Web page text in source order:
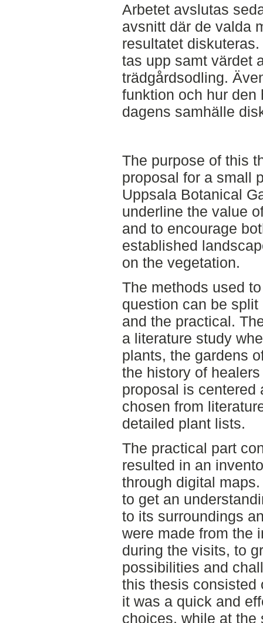
Arbetet avslutas
avsnitt där de valda
resultatet
tas upp samt värdet
trädgårdsodling.
funktion och hur den
dagens samhälle
The purpose of this
proposal for a small
Uppsala Botanical
underline the value
and to encourage
established
on the vegetation.
The methods used
question can be
and the practical.
a literature study
plants, the gardens
the history of
proposal is centered
chosen from
detailed plant lists.
The practical part
resulted in an
through digital
to get an
to its surroundings
were made from the
during the visits, to
possibilities and
this thesis consisted
it was a quick and
choices, while at the